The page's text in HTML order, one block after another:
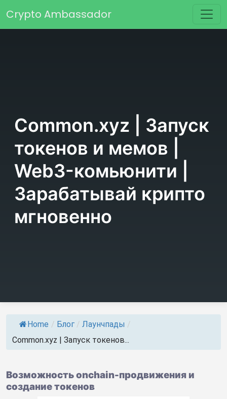
Основная навигация
Crypto Ambassador
Common.xyz | Запуск
токенов и мемов |
Web3-комьюнити |
Зарабатывай крипто
мгновенно
Home / Блог / Лаунчпады /
Common.xyz | Запуск токенов...
Возможность onchain-продвижения и
создание токенов